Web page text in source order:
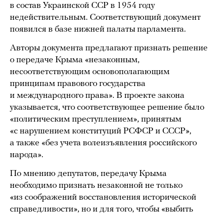
в состав Украинской ССР в 1954 году
недействительным. Соответствующий документ
появился в базе нижней палаты парламента.
Авторы документа предлагают признать решение
о передаче Крыма «незаконным,
несоответствующим основополагающим
принципам правового государства
и международного права». В проекте закона
указывается, что соответствующее решение было
«политическим преступлением», принятым
«с нарушением конституций РСФСР и СССР»,
а также «без учета волеизъявления российского
народа».
По мнению депутатов, передачу Крыма
необходимо признать незаконной не только
«из соображений восстановления исторической
справедливости», но и для того, чтобы «выбить